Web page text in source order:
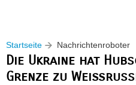
Startseite Nachrichtenroboter
Die Ukraine hat
Grenze zu